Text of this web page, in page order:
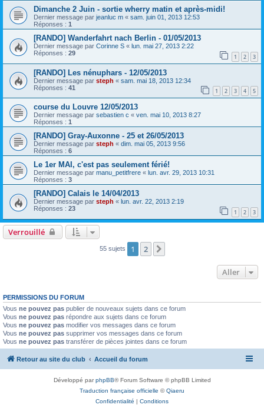
Dimanche 2 Juin - sortie wherry matin et après-midi!
Dernier message par jeanluc m « sam. juin 01, 2013 12:53
Réponses : 1
[RANDO] Wanderfahrt nach Berlin - 01/05/2013
Dernier message par Corinne S « lun. mai 27, 2013 2:22
Réponses : 29 1 2 3
[RANDO] Les nénuphars - 12/05/2013
Dernier message par steph « sam. mai 18, 2013 12:34
Réponses : 41 1 2 3 4 5
course du Louvre 12/05/2013
Dernier message par sebastien c « ven. mai 10, 2013 8:27
Réponses : 1
[RANDO] Gray-Auxonne - 25 et 26/05/2013
Dernier message par steph « dim. mai 05, 2013 9:56
Réponses : 6
Le 1er MAI, c'est pas seulement férié!
Dernier message par manu_petitfrere « lun. avr. 29, 2013 10:31
Réponses : 3
[RANDO] Calais le 14/04/2013
Dernier message par steph « lun. avr. 22, 2013 2:19
Réponses : 23 1 2 3
Verrouillé
55 sujets 1 2
Aller
PERMISSIONS DU FORUM
Vous ne pouvez pas publier de nouveaux sujets dans ce forum
Vous ne pouvez pas répondre aux sujets dans ce forum
Vous ne pouvez pas modifier vos messages dans ce forum
Vous ne pouvez pas supprimer vos messages dans ce forum
Vous ne pouvez pas transférer de pièces jointes dans ce forum
Retour au site du club Accueil du forum
Développé parphpBB® Forum Software © phpBB Limited
Traduction française officielle ©Qiaeru
Confidentialité
Conditions